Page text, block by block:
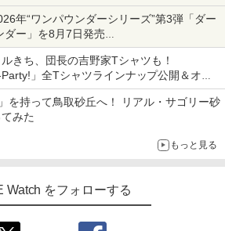
プでは「大神 絶景版」が67%オフで990円
年“ワンパウンダーシリーズ”第3弾「ダー
ダー」を8月7日発売
ソース」を使用した超大型チーズバーガー
きち、団長の吉野家Tシャツも！
」全Tシャツラインナップ公開＆オン
を持って鳥取砂丘へ！ リアル・サゴリー砂
みた
もっと見る
Watch をフォローする